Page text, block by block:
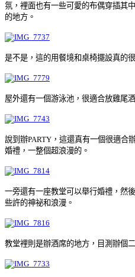
氛，裡面也有一些可愛的布偶穿插其
的地方。
是不是，這的用餐境和桌椅擺設真的
屋外還有一個游泳池，很適合放雞尾
說到辦PARTY，這還真有一個很適合
婚禮，一整個超浪漫的。
一旁還有一座教堂可以舉行婚禮，然
些許的神祕和浪漫。
教堂裡則是辦酒席的地方，目測辦個